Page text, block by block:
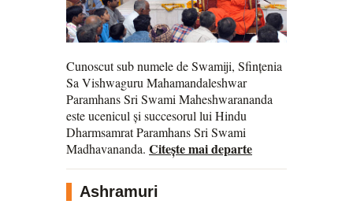
Cunoscut sub numele de Swamiji, Sfințenia
Sa Vishwaguru Mahamandaleshwar
Paramhans Sri Swami Maheshwarananda
este ucenicul și succesorul lui Hindu
Dharmsamrat Paramhans Sri Swami
Madhavananda. Citește mai departe
Ashramuri